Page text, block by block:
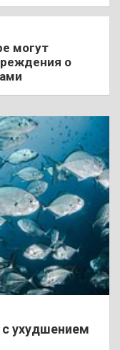
могут
о
ухудшением